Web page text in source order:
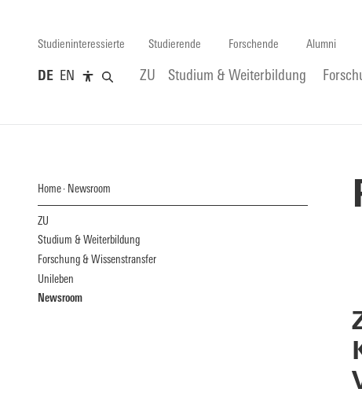
Studieninteressierte Studierende Forschende Alumni
DE EN ZU Studium & Weiterbildung
Home Newsroom
ZU
Studium & Weiterbildung
Forschung & Wissenstransfer
Unileben
Newsroom